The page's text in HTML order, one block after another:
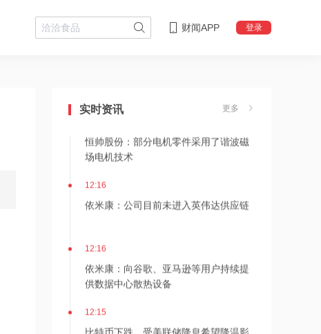
财闻APP 登录
实时资讯 更多
12:24
恒帅股份：部分电机零件采用了谐波磁
场电机技术
12:16
依米康：公司目前未进入英伟达供应链
12:16
依米康：向谷歌、亚马逊等用户持续提
供数据中心散热设备
12:15
比特币下跌，受美联储降息希望降温影